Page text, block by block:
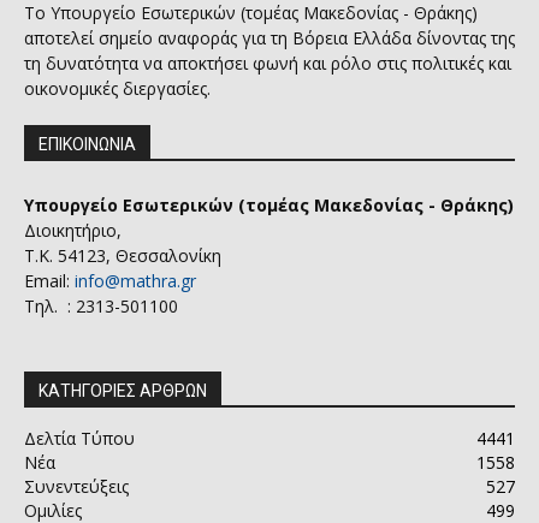
Το Υπουργείο Εσωτερικών (τομέας Μακεδονίας - Θράκης)
αποτελεί σημείο αναφοράς για τη Βόρεια Ελλάδα δίνοντας της
τη δυνατότητα να αποκτήσει φωνή και ρόλο στις πολιτικές και
οικονομικές διεργασίες.
ΕΠΙΚΟΙΝΩΝΙΑ
Υπουργείο Εσωτερικών (τομέας Μακεδονίας - Θράκης)
Διοικητήριο,
Τ.Κ. 54123, Θεσσαλονίκη
Email: info@mathra.gr
Τηλ. : 2313-501100
ΚΑΤΗΓΟΡΙΕΣ ΑΡΘΡΩΝ
Δελτία Τύπου
4441
Νέα
1558
Συνεντεύξεις
527
Ομιλίες
499